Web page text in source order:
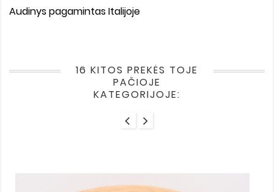
Audinys pagamintas Italijoje
16 KITOS PREKĖS TOJE
PAČIOJE
KATEGORIJOJE: